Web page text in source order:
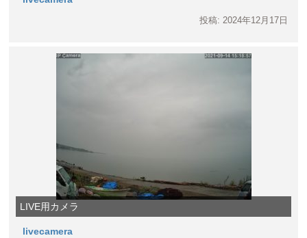
投稿: 2024年12月17日
LIVE用カメラ
livecamera